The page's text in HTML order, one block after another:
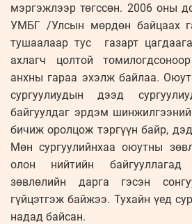
мэргэжлээр төгссөн. 2006 оны
УМБГ /Улсын мөрдөн байцаах
тушаалаар тус газарт
ахлагч цолтой
анхны гараа эхэлж байлаа.
сургуулиудын дээд
байгуулдаг эрдэм
бичиж оролцож тэргүүн байр,
Мөн сургуулийнхаа оюутны
олон нийтийн байгууллагад
зөвлөлийн дарга гэсэн
гүйцэтгэж байжээ. Тухайн үед
надад байсан.